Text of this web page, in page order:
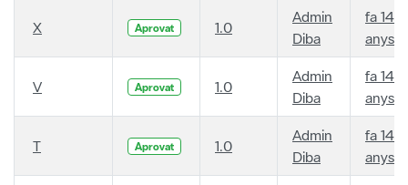
X Aprovat 1.0
Admin
Diba
fa 14
anys
V Aprovat 1.0
Admin
Diba
fa 14
anys
T Aprovat 1.0
Admin
Diba
fa 14
anys